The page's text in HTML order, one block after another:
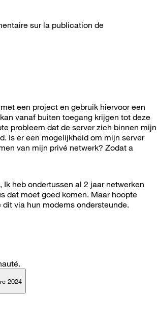
sur la publication de
een project en gebruik hiervoor een
vanaf buiten toegang krijgen tot deze
probleem dat de server zich binnen mijn
Is er een mogelijkheid om mijn server
van mijn privé netwerk? Zodat a
Ik heb ondertussen al 2 jaar netwerken
dat moet goed komen. Maar hoopte
via hun modems ondersteunde.
2024